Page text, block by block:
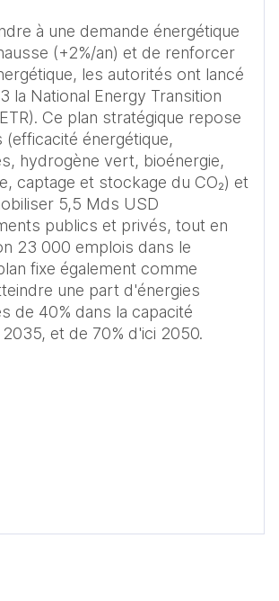
à une demande énergétique
(+2%/an) et de renforcer
les autorités ont lancé
la National Energy Transition
Ce plan stratégique repose
(efficacité énergétique,
hydrogène vert, bioénergie,
captage et stockage du CO₂) et
5,5 Mds USD
publics et privés, tout en
23 000 emplois dans le
fixe également comme
une part d'énergies
de 40% dans la capacité
et de 70% d'ici 2050.